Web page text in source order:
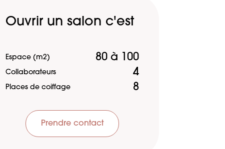
Ouvrir un salon c'est
Espace (m2) 80 à 100
Collaborateurs 4
Places de coiffage 8
Prendre contact